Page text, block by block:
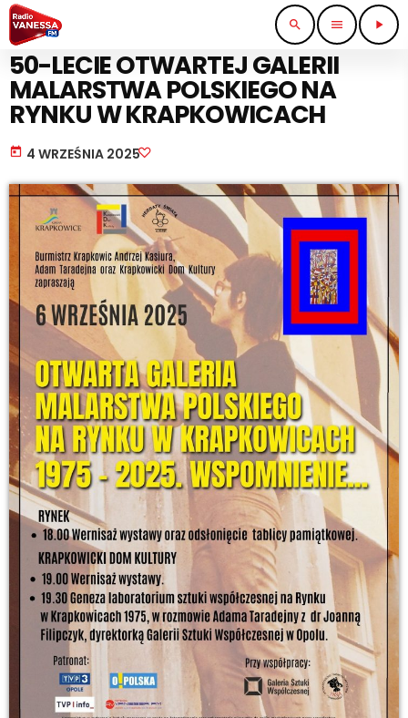
search menu play_arrow
KULTURA I ROZRYWKA
50-LECIE OTWARTEJ GALERII
MALARSTWA POLSKIEGO NA
RYNKU W KRAPKOWICACH
today 4 WRZEŚNIA 2025